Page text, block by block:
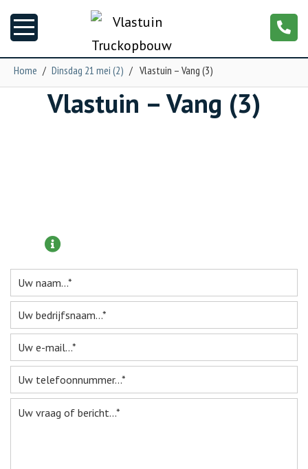
Torpedo
NGS XXL
Webshop
Te Koop
Miniatuur
Home / Dinsdag 21 mei (2) / Vlastuin – Vang (3)
Vlastuin – Vang (3)